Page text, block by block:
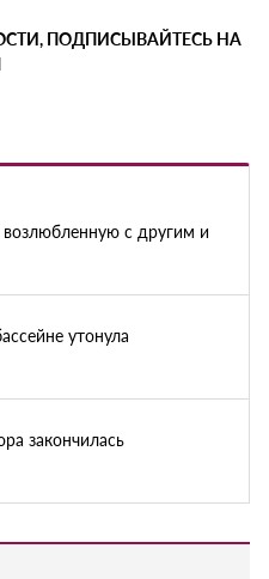
ПОДПИСЫВАЙТЕСЬ НА
с другим и
утонула
закончилась